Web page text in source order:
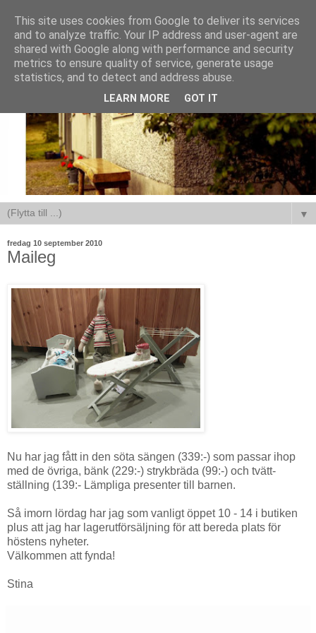
▼
fredag 10 september 2010
Maileg
Nu har jag fått in den söta sängen (339:-) som passar ihop
med de övriga, bänk (229:-) strykbräda (99:-) och tvätt-
ställning (139:- Lämpliga presenter till barnen.
Så imorn lördag har jag som vanligt öppet 10 - 14 i butiken
plus att jag har lagerutförsäljning för att bereda plats för
höstens nyheter.
Välkommen att fynda!
Stina
This site uses cookies from Google to deliver its services
and to analyze traffic. Your IP address and user-agent are
shared with Google along with performance and security
metrics to ensure quality of service, generate usage
statistics, and to detect and address abuse.
LEARN MORE GOT IT